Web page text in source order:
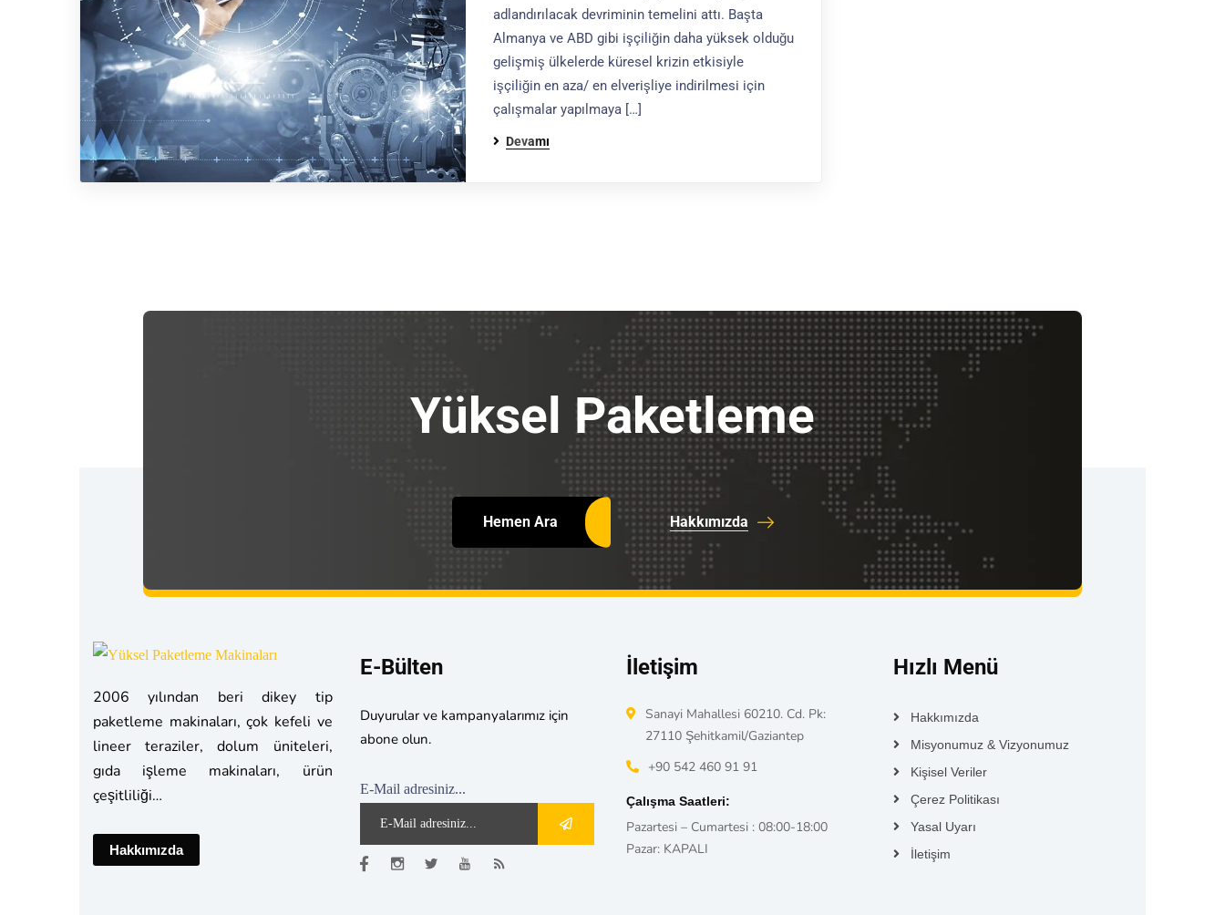
adlandırılacak devriminin temelini attı. Başta
Almanya ve ABD gibi işçiliğin daha yüksek olduğu
gelişmiş ülkelerde küresel krizin etkisiyle
işçiliğin en aza/ en elverişliye indirilmesi için
çalışmalar yapılmaya […]
Devamı
Yüksel Paketleme
Hemen Ara Hakkımızda
2006 yılından beri dikey tip
paketleme makinaları, çok kefeli ve
lineer teraziler, dolum üniteleri,
gıda işleme makinaları, ürün
çeşitliliği…
Hakkımızda
E-Bülten
Duyurular ve kampanyalarımız için
abone olun.
E-Mail adresiniz...
İletişim
Sanayi Mahallesi 60210. Cd. Pk:
27110 Şehitkamil/Gaziantep
+90 542 460 91 91
Çalışma Saatleri:
Pazartesi – Cumartesi : 08:00-18:00
Pazar: KAPALI
Hızlı Menü
Hakkımızda
Misyonumuz & Vizyonumuz
Kişisel Veriler
Çerez Politikası
Yasal Uyarı
İletişim